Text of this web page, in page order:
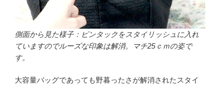
側面から見た様子：ピンタックをスタイリッシュに入れ
ていますのでルーズな印象は解消。マチ25ｃｍの姿で
す。
大容量バッグであっても野暮ったさが解消されたスタイ